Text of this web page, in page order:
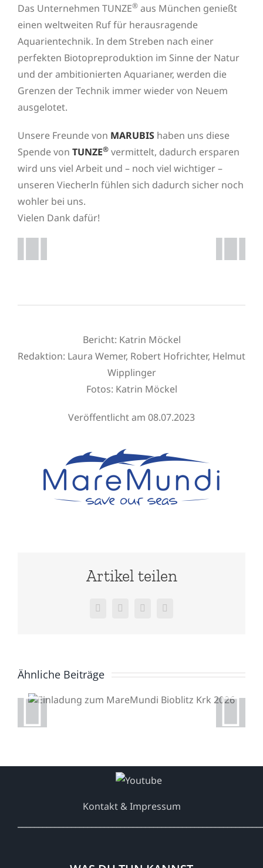
Das Unternehmen TUNZE® aus München genießt
einen weltweiten Ruf für herausragende
Aquarientechnik. In dem Streben nach einer
perfekten Biotopreproduktion im Sinne der Natur
und der ambitionierten Aquarianer, werden die
Grenzen der Technik immer wieder von Neuem
ausgelotet.
Unsere Freunde von MARUBIS haben uns diese
Spende von TUNZE® vermittelt, dadurch ersparen
wird uns viel Arbeit und – noch viel wichtiger –
unseren Viecherln fühlen sich dadurch sicher noch
wohler bei uns.
Vielen Dank dafür!
Bericht: Katrin Möckel
Redaktion: Laura Wemer, Robert Hofrichter, Helmut
Wipplinger
Fotos: Katrin Möckel
Veröffentlicht am 08.07.2023
Artikel teilen
Facebook
X WhatsApp
E-
Ähnliche BeiträgeEinladung zum
MareMundi Bioblitz Krk
Kontakt & Impressum